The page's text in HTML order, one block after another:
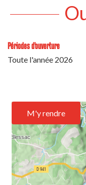
Périodes d'ouverture
Toute l'année 2026
M'y rendre